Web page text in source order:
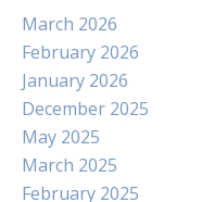
March 2026
February 2026
January 2026
December 2025
May 2025
March 2025
February 2025